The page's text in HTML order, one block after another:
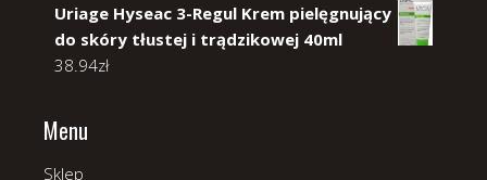
Uriage Hyseac 3-Regul Krem pielęgnujący
do skóry tłustej i trądzikowej 40ml
38.94zł
Menu
Sklep